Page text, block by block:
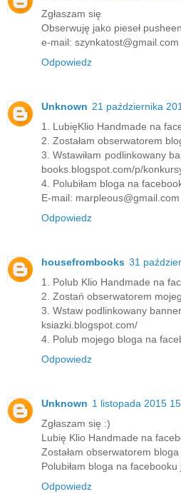
Zgłaszam się
Obserwuję jako pieseł pusheen
e-mail: szynkatost@gmail.com
Odpowiedz
Unknown 21 października
1. LubięKlio Handmade na
2. Zostałam obserwatorem
3. Wstawiłam podlinkowany
books.blogspot.com/p/
4. Polubiłam bloga na
E-mail: marpleous@gmail.com
Odpowiedz
housefrombooks 31
1. Polub Klio Handmade na
2. Zostań obserwatorem
3. Wstaw podlinkowany
ksiazki.blogspot.com/
4. Polub mojego bloga na
Odpowiedz
Unknown 1 listopada 2015
Zgłaszam się :)
Lubię Klio Handmade na
Zostałam obserwatorem
Polubiłam bloga na
Odpowiedz